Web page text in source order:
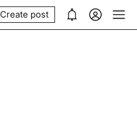
Create post